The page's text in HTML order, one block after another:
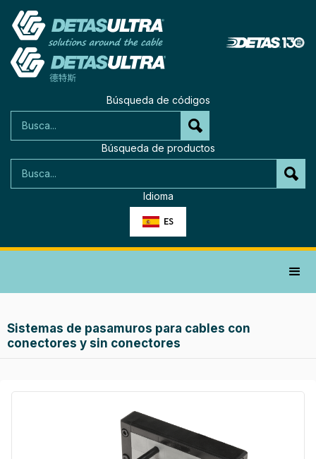
Búsqueda de códigos
Búsqueda de productos
Idioma
ES
Sistemas de pasamuros para cables con
conectores y sin conectores